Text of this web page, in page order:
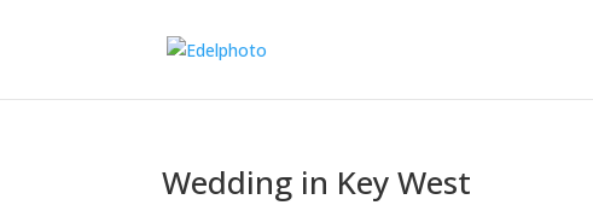
Wedding in Key West